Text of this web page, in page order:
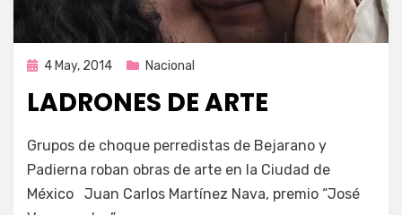
Publicada
4 May, 2014 Nacional
LADRONES DE ARTE
Enrique
Grupos de choque perredistas de Bejarano y
Padierna roban obras de arte en la Ciudad de
México Juan Carlos Martínez Nava, premio “José